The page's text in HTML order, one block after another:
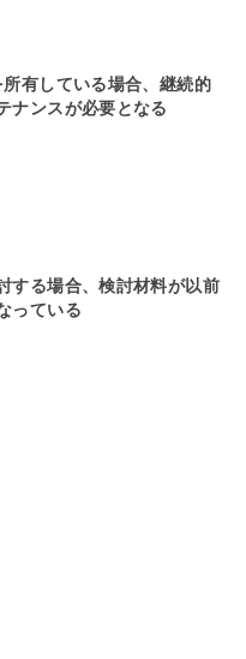
有している場合、継続的
ナンスが必要となる
する場合、検討材料が以前
っている